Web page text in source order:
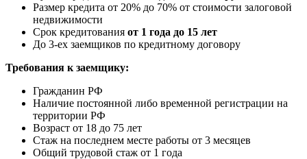
Размер кредита от 20% до 70% от стоимости залоговой
недвижимости
Срок кредитования от 1 года до 15 лет
До 3-ех заемщиков по кредитному договору
Требования к заемщику:
Гражданин РФ
Наличие постоянной либо временной регистрации на
территории РФ
Возраст от 18 до 75 лет
Стаж на последнем месте работы от 3 месяцев
Общий трудовой стаж от 1 года